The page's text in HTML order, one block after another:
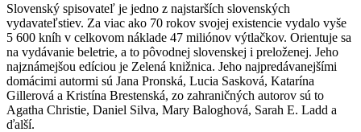
Slovenský spisovateľ je jedno z najstarších slovenských
vydavateľstiev. Za viac ako 70 rokov svojej existencie vydalo vyše
5 600 kníh v celkovom náklade 47 miliónov výtlačkov. Orientuje sa
na vydávanie beletrie, a to pôvodnej slovenskej i preloženej. Jeho
najznámejšou edíciou je Zelená knižnica. Jeho najpredávanejšími
domácimi autormi sú Jana Pronská, Lucia Sasková, Katarína
Gillerová a Kristína Brestenská, zo zahraničných autorov sú to
Agatha Christie, Daniel Silva, Mary Baloghová, Sarah E. Ladd a
ďalší.